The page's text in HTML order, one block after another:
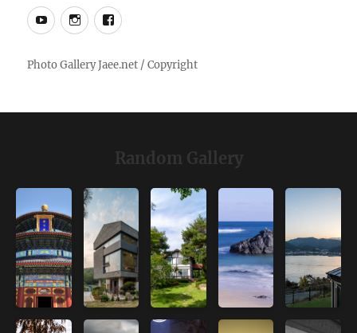
YouTubeInstagramFacebook
Random Gallery